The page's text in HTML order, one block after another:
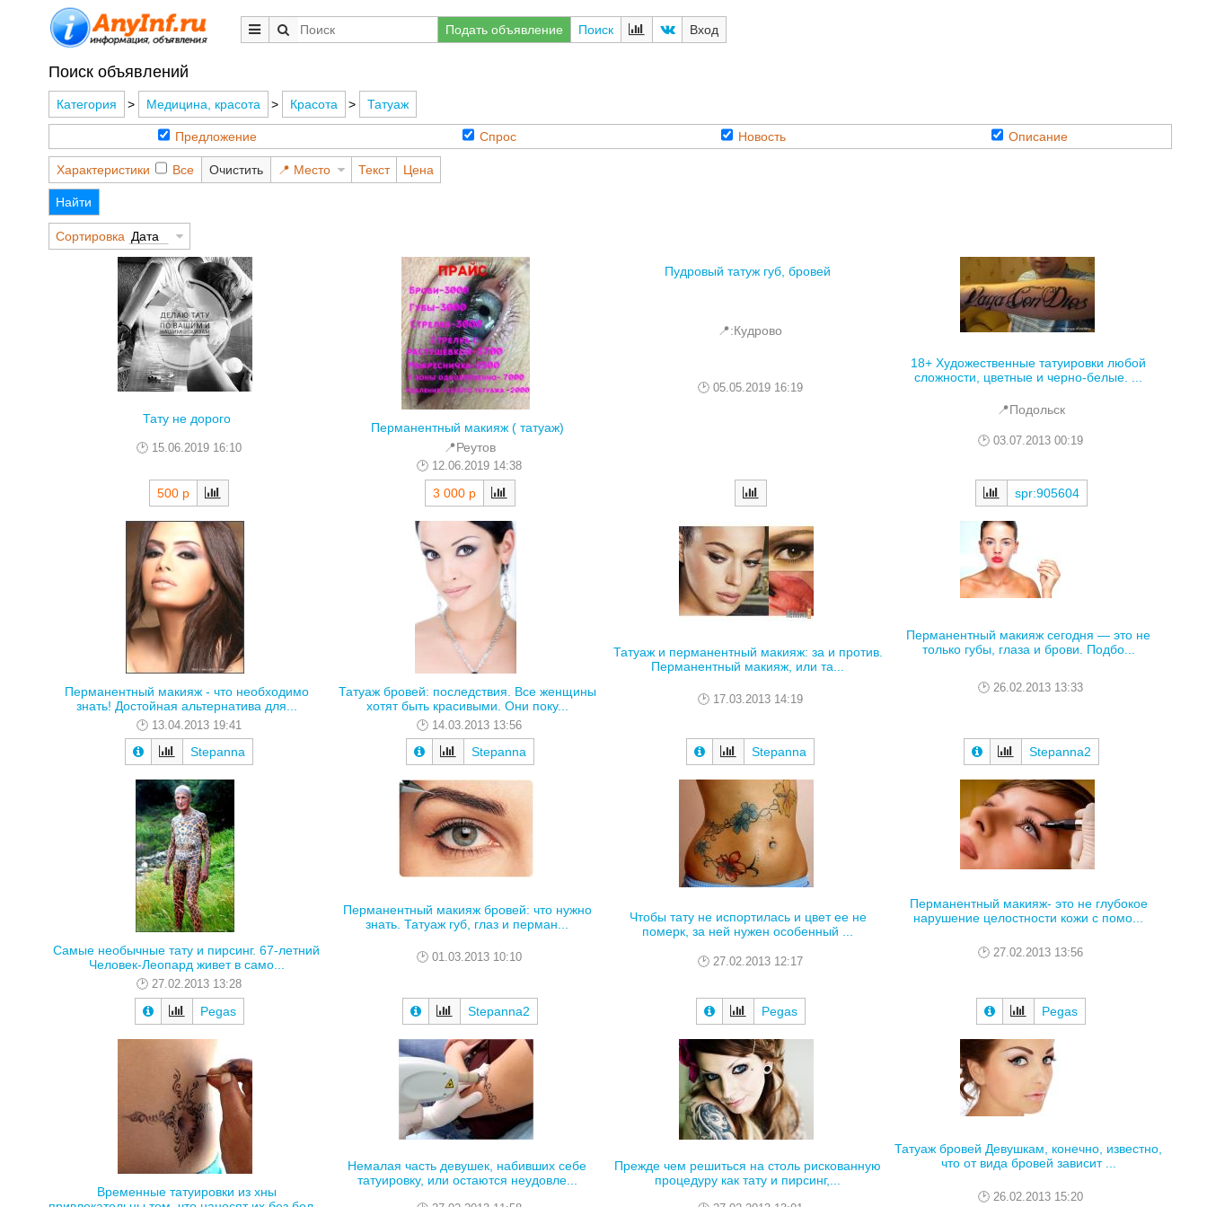
Подать объявление Поиск Вход
Поиск объявлений
Категория > Медицина, красота > Красота > Татуаж
Предложение Спрос Новость Описание
Характеристики Все Очистить Место Текст Цена
Найти
Сортировка Дата
Тату не дорого
15.06.2019 16:10
500 р
Перманентный макияж ( татуаж)
📍Реутов
12.06.2019 14:38
3 000 р
Пудровый татуж губ, бровей
📍:Кудрово
05.05.2019 16:19
18+ Художественные татуировки любой
сложности, цветные и черно-белые. ...
📍Подольск
03.07.2013 00:19
spr:905604
Перманентный макияж - что необходимо
знать! Достойная альтернатива для...
13.04.2013 19:41
Stepanna
Татуаж бровей: последствия. Все женщины
хотят быть красивыми. Они поку...
14.03.2013 13:56
Stepanna
Татуаж и перманентный макияж: за и против.
Перманентный макияж, или та...
17.03.2013 14:19
Stepanna
Перманентный макияж сегодня — это не
только губы, глаза и брови. Подбо...
26.02.2013 13:33
Stepanna2
Самые необычные тату и пирсинг. 67-летний
Человек-Леопард живет в само...
27.02.2013 13:28
Pegas
Перманентный макияж бровей: что нужно
знать. Татуаж губ, глаз и перман...
01.03.2013 10:10
Stepanna2
Чтобы тату не испортилась и цвет ее не
померк, за ней нужен особенный ...
27.02.2013 12:17
Pegas
Перманентный макияж- это не глубокое
нарушение целостности кожи с помо...
27.02.2013 13:56
Pegas
Временные татуировки из хны
Немалая часть девушек, набивших себе
татуировку, или остаются неудовле...
Прежде чем решиться на столь рискованную
процедуру как тату и пирсинг,...
Татуаж бровей Девушкам, конечно, известно,
что от вида бровей зависит ...
26.02.2013 15:20